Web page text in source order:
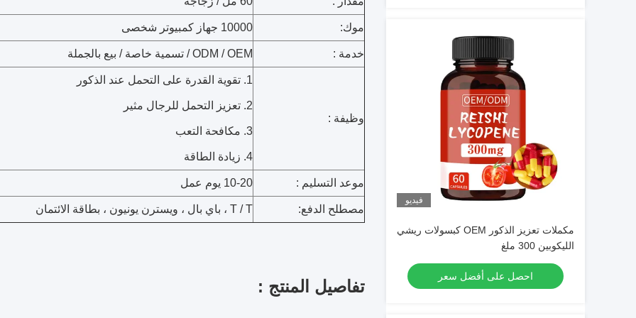
فيديو
مكملات تعزيز الذكور OEM كبسولات ريشي
الليكوبين 300 ملغ
احصل على أفضل سعر
موك: 10000 جهاز كمبيوتر شخصى
خدمة : ODM / OEM / تسمية خاصة / بيع بالجملة
وظيفة :
1. تقوية القدرة على التحمل عند الذكور
2. تعزيز التحمل للرجال مثير
3. مكافحة التعب
4. زيادة الطاقة
موعد التسليم : 10-20 يوم عمل
مصطلح الدفع: T / T ، باي بال ، ويسترن يونيون ، بطاقة الائتمان
تفاصيل المنتج :